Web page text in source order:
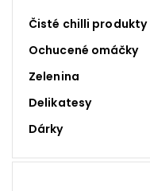
Čisté chilli produkty
Ochucené omáčky
Zelenina
Delikatesy
Dárky